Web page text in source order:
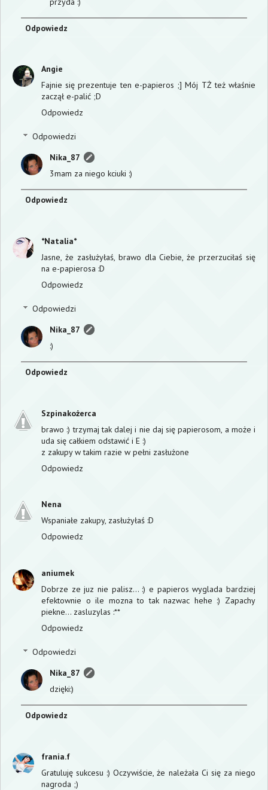
Odpowiedz
Angie
Fajnie się prezentuje ten e-papieros ;] Mój TŻ też właśnie
zaczął e-palić ;D
Odpowiedz
Odpowiedzi
Nika_87
3mam za niego kciuki :)
Odpowiedz
*Natalia*
Jasne, że zasłużyłaś, brawo dla Ciebie, że przerzuciłaś się
na e-papierosa :D
Odpowiedz
Odpowiedzi
Nika_87
:)
Odpowiedz
Szpinakożerca
brawo :) trzymaj tak dalej i nie daj się papierosom, a może i
uda się całkiem odstawić i E :)
z zakupy w takim razie w pełni zasłużone
Odpowiedz
Nena
Wspaniałe zakupy, zasłużyłaś :D
Odpowiedz
aniumek
Dobrze ze juz nie palisz... :) e papieros wyglada bardziej
efektownie o ile mozna to tak nazwac hehe :) Zapachy
piekne... zasluzylas :**
Odpowiedz
Odpowiedzi
Nika_87
dzięki:)
Odpowiedz
frania.f
Gratuluję sukcesu :) Oczywiście, że należała Ci się za niego
nagroda ;)